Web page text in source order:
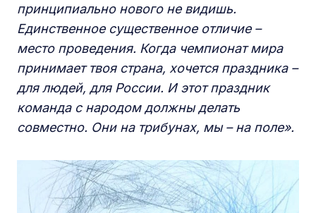
принципиально нового не видишь.
Единственное существенное отличие –
место проведения. Когда чемпионат мира
принимает твоя страна, хочется праздника –
для людей, для России. И этот праздник
команда с народом должны делать
совместно. Они на трибунах, мы – на поле».